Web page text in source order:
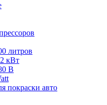
литров
кВт
В
покраски авто